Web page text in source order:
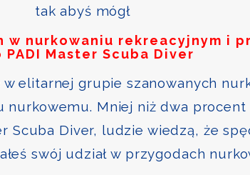
tak abyś mógł
w nurkowaniu rekreacyjnym i
PADI Master Scuba Diver
elitarnej grupie szanowanych
Mniej niż dwa
Diver, ludzie wiedzą, że
swój udział w przygodach